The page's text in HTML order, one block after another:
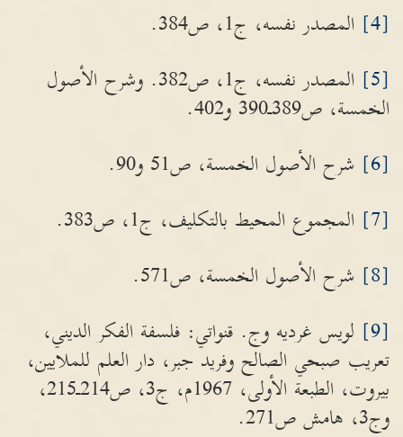
[4]
المصدر نفسه، ج1، ص384.
[5]
المصدر نفسه، ج1، ص382. وشرح الأصول
الخمسة، ص389ـ390 و402.
[6]
شرح الأصول الخمسة، ص51 و90.
[7]
المجموع المحيط بالتكليف، ج1، ص383.
[8]
شرح الأصول الخمسة، ص571.
[9]
لويس غرديه وج. قنواتي: فلسفة الفكر الديني،
تعريب صبحي الصالح وفريد جبر، دار العلم للملايين،
بيروت، الطبعة الأولى، 1967م، ج3، ص214ـ215،
وج3، هامش ص271.